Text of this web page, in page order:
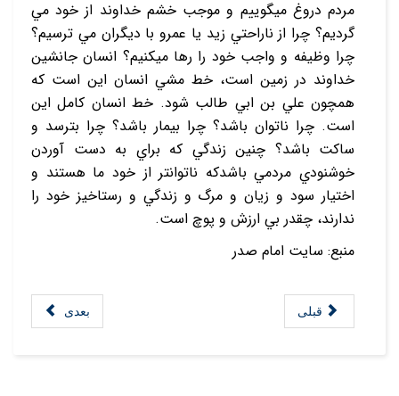
مردم دروغ مي‏گوييم و موجب خشم خداوند از خود مي‏
گرديم؟ چرا از ناراحتي زيد يا عمرو با ديگران مي‏ ترسيم؟
چرا وظيفه و واجب خود را رها مي‏کنيم؟ انسان جانشين
خداوند در زمين است، خط مشي انسان اين است که
همچون علي بن ابي طالب شود. خط انسان کامل اين
است. چرا ناتوان باشد؟ چرا بيمار باشد؟ چرا بترسد و
ساکت باشد؟ چنين زندگي که براي به دست آوردن
خوشنودي مردمي باشدکه ناتوان‏تر از خود ما هستند و
اختيار سود و زيان و مرگ و زندگي و رستاخيز خود را
ندارند، چقدر بي ‏ارزش و پوچ است.
منبع: سایت امام صدر
قبلی بعدی